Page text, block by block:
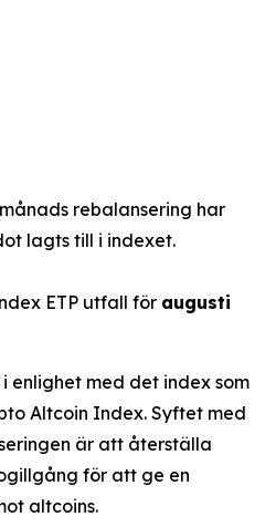
rebalansering har
lagts till i indexet.
ETP utfall för augusti
enlighet med det index som
Altcoin Index. Syftet med
är att återställa
för att ge en
altcoins.